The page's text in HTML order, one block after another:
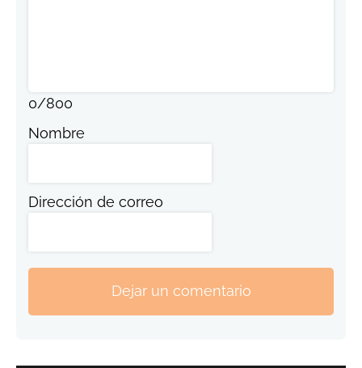
0/800
Nombre
Dirección de correo
Dejar un comentario